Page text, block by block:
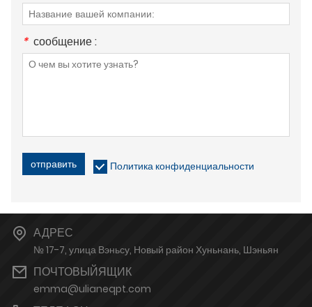
* сообщение :
отправить Политика конфиденциальности
АДРЕС
№ 17-7, улица Вэньсу, Новый район Хуньнань, Шэньян
ПОЧТОВЫЙЯЩИК
emma@ulianeqpt.com